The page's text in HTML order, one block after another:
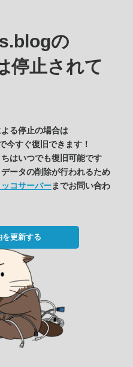
の
停止されて
る停止の場合は
今すぐ復旧できます！
はいつでも復旧可能です
ータの削除が行われるため
ッコサーバーまでお問い合わ
を更新する